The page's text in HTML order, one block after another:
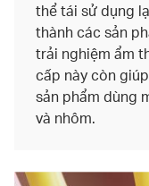
thể tái sử dụng
thành các sản
trải nghiệm ẩm
cấp này còn
sản phẩm dùng
và nhôm.